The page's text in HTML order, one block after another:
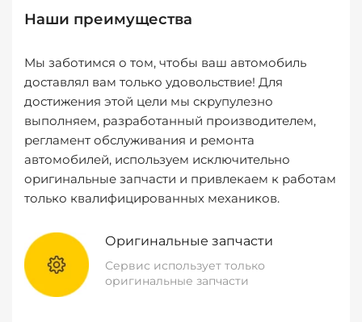
Наши преимущества
Мы заботимся о том, чтобы ваш автомобиль
доставлял вам только удовольствие! Для
достижения этой цели мы скрупулезно
выполняем, разработанный производителем,
регламент обслуживания и ремонта
автомобилей, используем исключительно
оригинальные запчасти и привлекаем к работам
только квалифицированных механиков.
Оригинальные запчасти
Сервис использует только
оригинальные запчасти